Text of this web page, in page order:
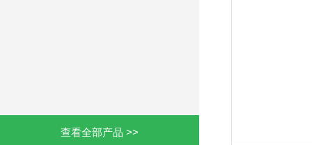
查看全部产品 >>